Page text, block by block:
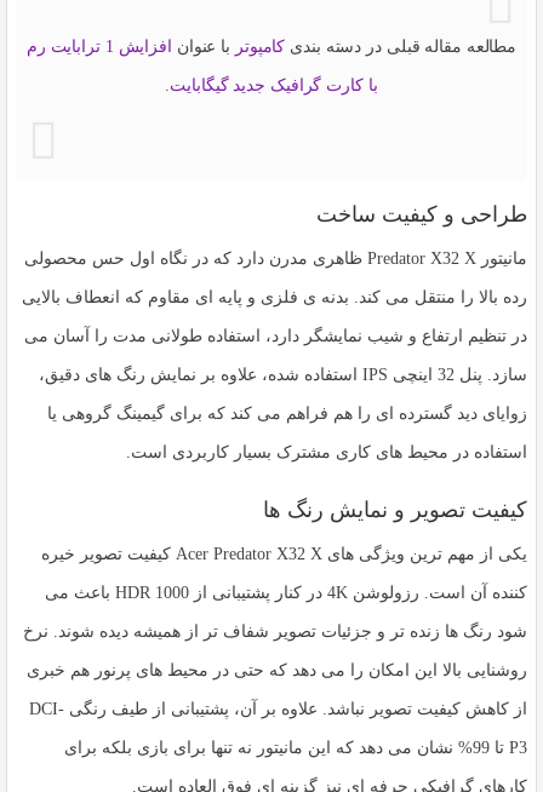
مطالعه مقاله قبلی در دسته بندی کامپوتر با عنوان افزایش 1 ترابایت رم
با کارت گرافیک جدید گیگابایت
طراحی و کیفیت ساخت
مانیتور Predator X32 X ظاهری مدرن دارد که در نگاه اول حس محصولی
رده بالا را منتقل می کند. بدنه ی فلزی و پایه ای مقاوم که انعطاف بالایی
در تنظیم ارتفاع و شیب نمایشگر دارد، استفاده طولانی مدت را آسان می
سازد. پنل 32 اینچی IPS استفاده شده، علاوه بر نمایش رنگ های دقیق،
زوایای دید گسترده ای را هم فراهم می کند که برای گیمینگ گروهی یا
استفاده در محیط های کاری مشترک بسیار کاربردی است.
کیفیت تصویر و نمایش رنگ ها
یکی از مهم ترین ویژگی های Acer Predator X32 X کیفیت تصویر خیره
کننده آن است. رزولوشن 4K در کنار پشتیبانی از HDR 1000 باعث می
شود رنگ ها زنده تر و جزئیات تصویر شفاف تر از همیشه دیده شوند. نرخ
روشنایی بالا این امکان را می دهد که حتی در محیط های پرنور هم خبری
از کاهش کیفیت تصویر نباشد. علاوه بر آن، پشتیبانی از طیف رنگی DCI-
P3 تا 99% نشان می دهد که این مانیتور نه تنها برای بازی بلکه برای
کارهای گرافیکی حرفه ای نیز گزینه ای فوق العاده است.